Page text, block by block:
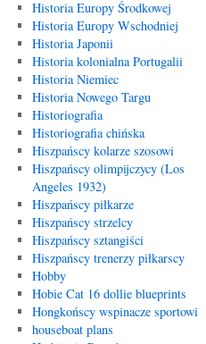
Historia Europy Środkowej
Historia Europy Wschodniej
Historia Japonii
Historia kolonialna Portugalii
Historia Niemiec
Historia Nowego Targu
Historiografia
Historiografia chińska
Hiszpańscy kolarze szosowi
Hiszpańscy olimpijczycy (Los
Angeles 1932)
Hiszpańscy piłkarze
Hiszpańscy strzelcy
Hiszpańscy sztangiści
Hiszpańscy trenerzy piłkarscy
Hobby
Hobie Cat 16 dollie blueprints
Hongkońscy wspinacze sportowi
houseboat plans